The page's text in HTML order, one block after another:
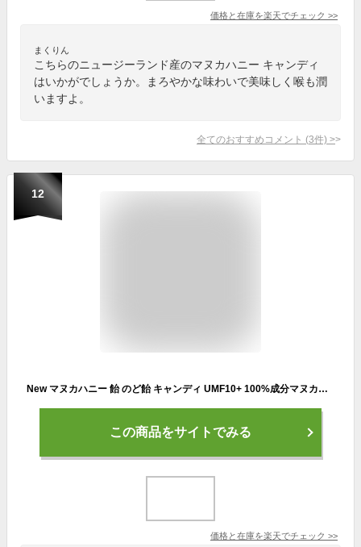
価格と在庫を楽天でチェック >>
まくりん
こちらのニュージーランド産のマヌカハニー キャンディ
はいかがでしょうか。まろやかな味わいで美味しく喉も潤
いますよ。
全てのおすすめコメント (3件) >
12
New マヌカハニー 飴 のど飴 キャンディ UMF10+ 100%成分マヌカハニー 自然食 のど飴 お試し企画 新規お客様限定 送料無料 1,000円ポッキリ ネコポス便 マヌカハニー マヌカ のどあめ 飴 あめ のど飴 ドロップ 固形はちみつ ニュージーランド産 ハニージャパン キオラ店
この商品をサイトでみる
価格と在庫を楽天でチェック >>